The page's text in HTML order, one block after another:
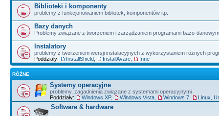
Biblioteki i komponenty
problemy z funkcjonowaniem bibliotek, komponentów itp.
Bazy danych
Problemy związane z tworzeniem i zarządzaniem programami bazo-
Instalatory
problemy z tworzeniem wersji instalacyjnych z wykorzystaniem różnych
Poddziały:
InstallShield InstallAvare Inne
RÓŻNE
Systemy operacyjne
problemy, zagadnienia związane z systemami operacyjnymi
Poddziały:
Windows XP, Windows Vista Windows 7 Linux,
Software & hardware